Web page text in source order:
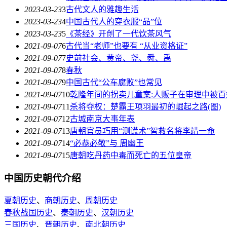
2023-03-233古代文人的雅趣生活
2023-03-234中国古代人的穿衣服“品”位
2023-03-235 《茶经》开创了一代饮茶风气
2021-09-076古代当“老师”也要有 “从业资格证”
2021-09-077史前社会、黄帝、尧、舜、禹
2021-09-078春秋
2021-09-079中国古代“公车腐败”也常见
2021-09-0710乾隆年间的拐卖儿童案:人贩子在审理中被
2021-09-0711 杀将夺权：楚霸王项羽最初的崛起之路(图)
2021-09-0712古城南京大事年表
2021-09-0713唐朝官员巧用“测谎术”智救名将李靖一命
2021-09-0714“必恭必敬”与 周幽王
2021-09-0715唐朝吃丹药中毒而死亡的五位皇帝
中国历史朝代介绍
夏朝历史、 商朝历史、 周朝历史
春秋战国历史、 秦朝历史、 汉朝历史
三国历史、 晋朝历史、 南北朝历史